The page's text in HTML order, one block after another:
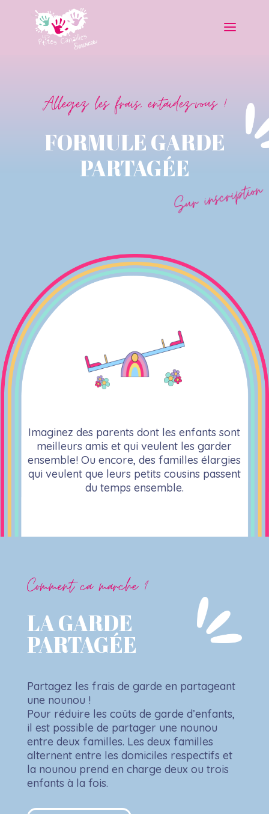
Allegez les frais, entaidez-vous !
FORMULE GARDE
PARTAGÉE
Sur inscription
Imaginez des parents dont les enfants sont
meilleurs amis et qui veulent les garder
ensemble! Ou encore, des familles élargies
qui veulent que leurs petits cousins passent
du temps ensemble.
Comment ca marche ?
LA GARDE
PARTAGÉE
Partagez les frais de garde en partageant
une nounou !
Pour réduire les coûts de garde d’enfants,
il est possible de partager une nounou
entre deux familles. Les deux familles
alternent entre les domiciles respectifs et
la nounou prend en charge deux ou trois
enfants à la fois.